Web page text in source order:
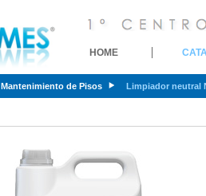
HOME
Mantenimiento de Pisos Limpiador neutral